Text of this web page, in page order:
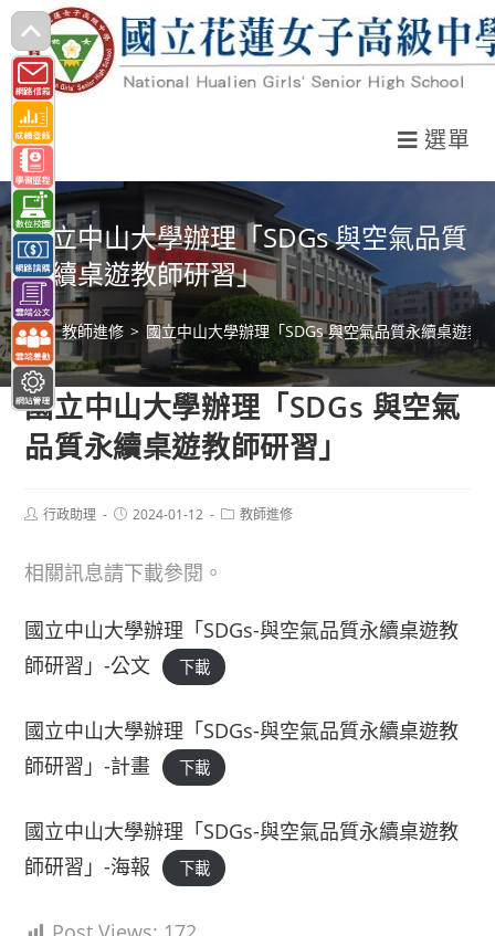
跳
轉
至
主
要
內
容
選單
國立中山大學辦理「SDGs 與空氣品質
永續桌遊教師研習」
> 教師進修 > 國立中山大學辦理「SDGs 與空氣品質永續桌遊教
國立中山大學辦理「SDGs 與空氣
品質永續桌遊教師研習」
Post行政助理
Post2024-01-12
Post教師進修
相關訊息請下載參閱。
國立中山大學辦理「SDGs-與空氣品質永續桌遊教
師研習」-公文
下載
國立中山大學辦理「SDGs-與空氣品質永續桌遊教
師研習」-計畫
下載
國立中山大學辦理「SDGs-與空氣品質永續桌遊教
師研習」-海報
下載